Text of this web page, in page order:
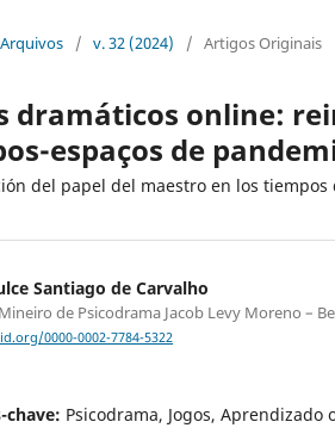
Arquivos / v. 32 (2024) / Artigos Originais
dramáticos online:
espaços de
del papel del maestro en los tiempos
Santiago de Carvalho
de Psicodrama Jacob Levy Moreno –
0000-0002-7784-5322
chave: Psicodrama, Jogos, Aprendizado